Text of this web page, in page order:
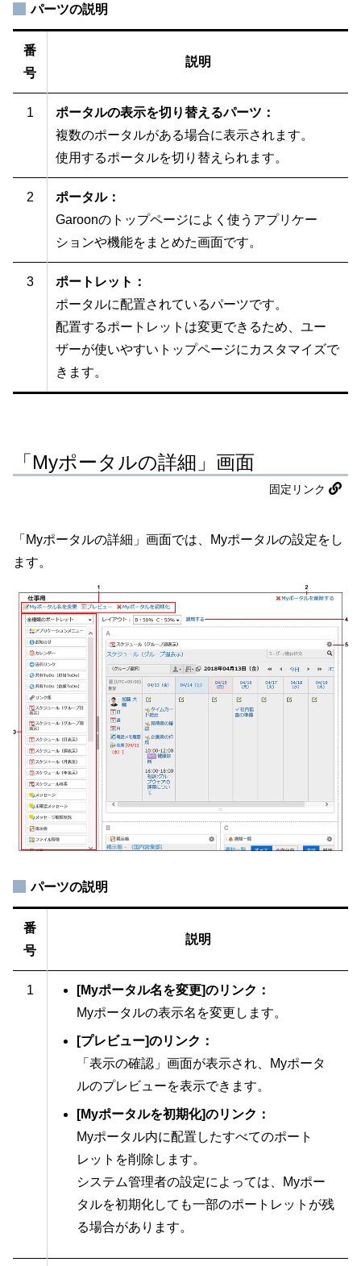
パーツの説明
番
号
説明
1
ポータルの表示を切り替えるパーツ：
複数のポータルがある場合に表示されます。
使用するポータルを切り替えられます。
2
ポータル：
Garoonのトップページによく使うアプリケー
ションや機能をまとめた画面です。
3
ポートレット：
ポータルに配置されているパーツです。
配置するポートレットは変更できるため、ユー
ザーが使いやすいトップページにカスタマイズで
きます。
「Myポータルの詳細」画面
固定リンク
「Myポータルの詳細」画面では、Myポータルの設定をし
ます。
パーツの説明
番
号
説明
1
[Myポータル名を変更]のリンク：
Myポータルの表示名を変更します。
[プレビュー]のリンク：
「表示の確認」画面が表示され、Myポータ
ルのプレビューを表示できます。
[Myポータルを初期化]のリンク：
Myポータル内に配置したすべてのポート
レットを削除します。
システム管理者の設定によっては、Myポー
タルを初期化しても一部のポートレットが残
る場合があります。